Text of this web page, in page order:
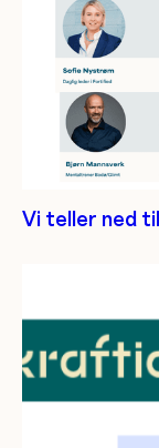
Vi teller ned